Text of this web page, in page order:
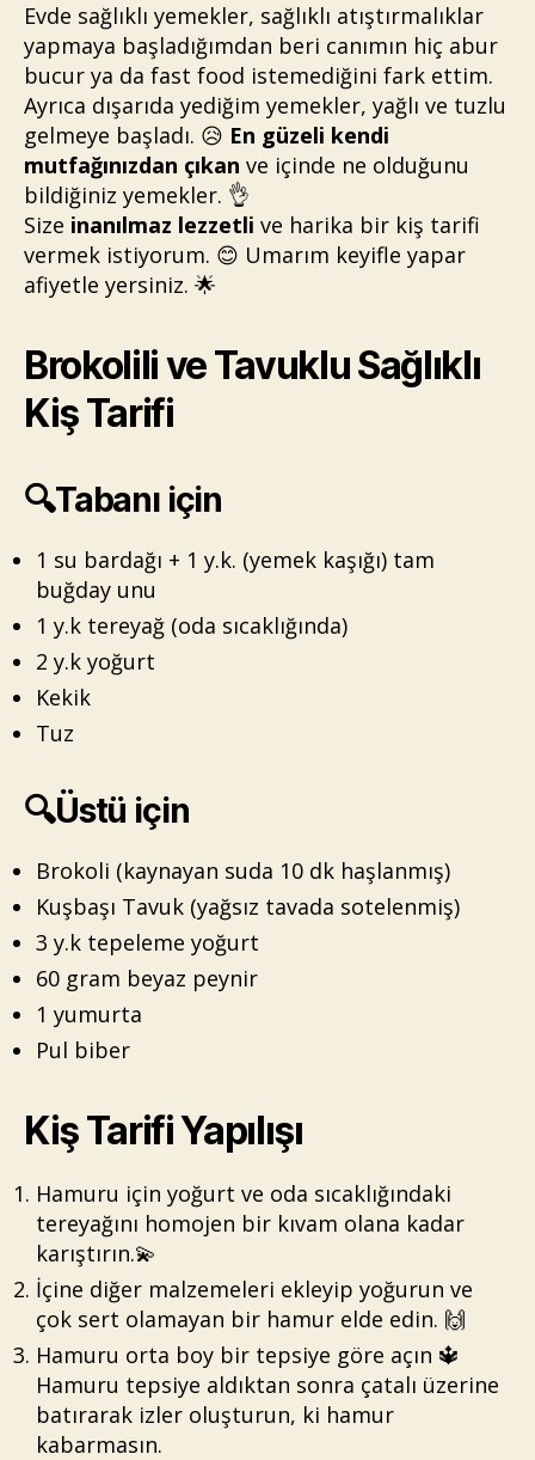
Evde sağlıklı yemekler, sağlıklı atıştırmalıklar
yapmaya başladığımdan beri canımın hiç abur
bucur ya da fast food istemediğini fark ettim.
Ayrıca dışarıda yediğim yemekler, yağlı ve tuzlu
gelmeye başladı. 😥 En güzeli kendi
mutfağınızdan çıkan ve içinde ne olduğunu
bildiğiniz yemekler. 👌
Size inanılmaz lezzetli ve harika bir kiş tarifi
vermek istiyorum. 😊 Umarım keyifle yapar
afiyetle yersiniz. 🌟
Brokolili ve Tavuklu Sağlıklı
Kiş Tarifi
🔍Tabanı için
1 su bardağı + 1 y.k. (yemek kaşığı) tam
buğday unu
1 y.k tereyağ (oda sıcaklığında)
2 y.k yoğurt
Kekik
Tuz
🔍Üstü için
Brokoli (kaynayan suda 10 dk haşlanmış)
Kuşbaşı Tavuk (yağsız tavada sotelenmiş)
3 y.k tepeleme yoğurt
60 gram beyaz peynir
1 yumurta
Pul biber
Kiş Tarifi Yapılışı
Hamuru için yoğurt ve oda sıcaklığındaki
tereyağını homojen bir kıvam olana kadar
karıştırın.💫
İçine diğer malzemeleri ekleyip yoğurun ve
çok sert olamayan bir hamur elde edin. 🙌
Hamuru orta boy bir tepsiye göre açın 🔱
Hamuru tepsiye aldıktan sonra çatalı üzerine
batırarak izler oluşturun, ki hamur
kabarmasın.